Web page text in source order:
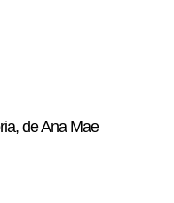
de Ana Mae